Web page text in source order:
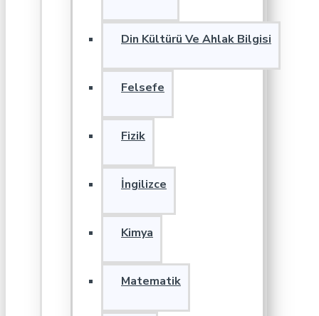
Din Kültürü Ve Ahlak Bilgisi
Felsefe
Fizik
İngilizce
Kimya
Matematik